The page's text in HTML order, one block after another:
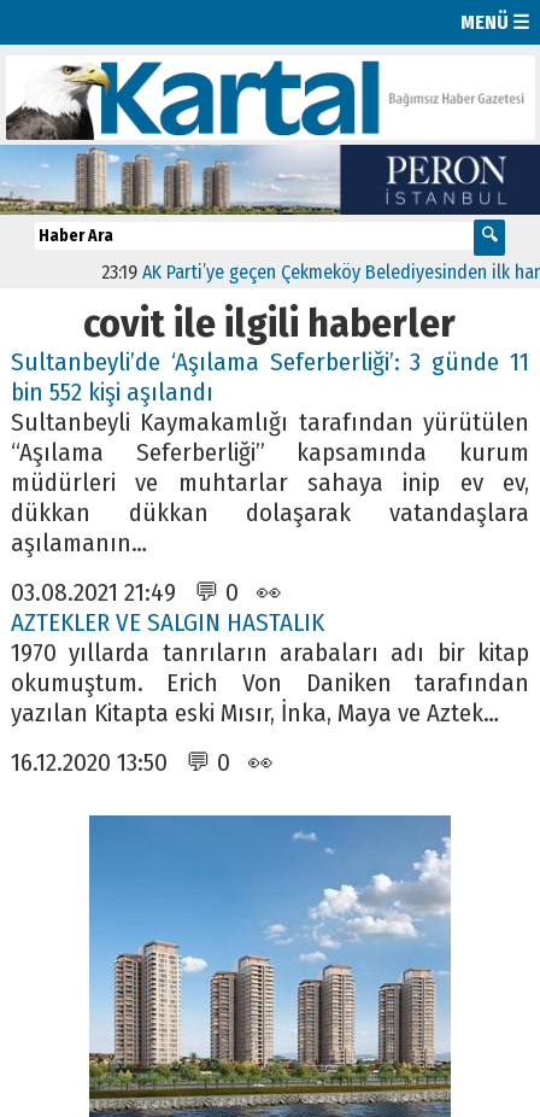
MENÜ ☰
23:19 AK Parti’ye geçen Çekmeköy Belediyesinden ilk
covit ile ilgili haberler
Sultanbeyli’de ‘Aşılama Seferberliği’: 3 günde 11
bin 552 kişi aşılandı
Sultanbeyli Kaymakamlığı tarafından yürütülen
“Aşılama Seferberliği” kapsamında kurum
müdürleri ve muhtarlar sahaya inip ev ev,
dükkan dükkan dolaşarak vatandaşlara
aşılamanın…
03.08.2021 21:49 💬 0 👀
AZTEKLER VE SALGIN HASTALIK
1970 yıllarda tanrıların arabaları adı bir kitap
okumuştum. Erich Von Daniken tarafından
yazılan Kitapta eski Mısır, İnka, Maya ve Aztek…
16.12.2020 13:50 💬 0 👀